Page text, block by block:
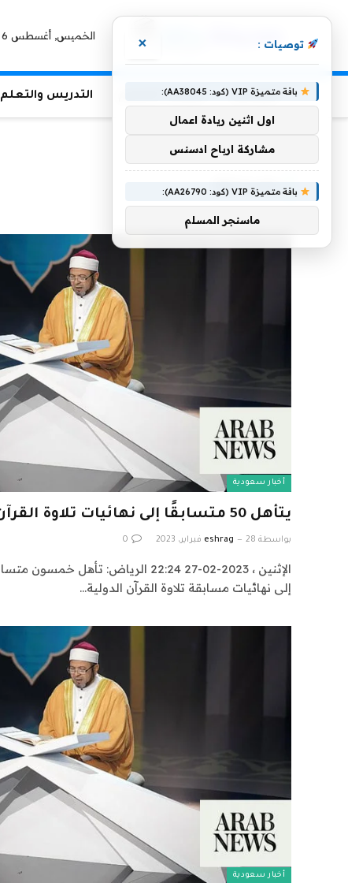
الخميس, أغسطس 6
الرئيسية منوعات التعليم التدريس والتعلم
ومسابقة
أخبار سعودية
يتأهل 50 متسابقًا إلى نهائيات تلاوة القرآن ومسابقة الأذان
بواسطة eshrag 28 فبراير، 2023 0
إلى نهائيات مسابقة تلاوة القرآن الدولية…
أخبار سعودية
توصيات : ×
باقة متميزة VIP (كود: AA38045):
اول اثنين ريادة اعمال
مشاركة ارباح ادسنس
باقة متميزة VIP (كود: AA26790):
ماسنجر المسلم